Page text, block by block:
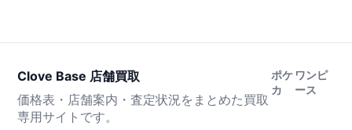
Clove Base 店舗買取
価格表・店舗案内・査定状況をまとめた買取
専用サイトです。
ポケ
カ
ワンピ
ース